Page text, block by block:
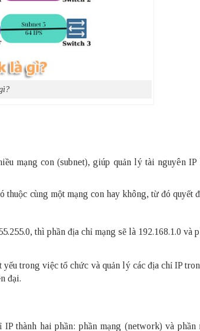
mạng con (subnet), giúp quản lý tài nguyên IP
thuộc cùng một mạng con hay không, từ đó quyết
thì phần địa chỉ mạng sẽ là 192.168.1.0 và
trong việc tổ chức và quản lý các địa chỉ IP
đại.
thành hai phần: phần mạng (network) và phần